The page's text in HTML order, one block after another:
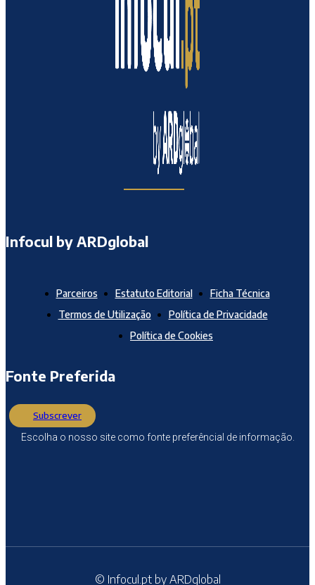
Infocul by ARDglobal
Parceiros Estatuto Editorial
Ficha Técnica
Termos de Utilização
Política de Privacidade
Política de Cookies
Fonte Preferida
Subscrever
Escolha o nosso site como fonte preferêncial de informação.
© Infocul.pt by ARDglobal